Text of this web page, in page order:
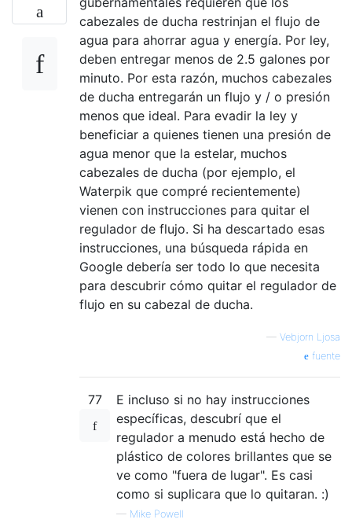
cabezales de ducha restrinjan el flujo de
agua para ahorrar agua y energía. Por ley,
deben entregar menos de 2.5 galones por
minuto. Por esta razón, muchos cabezales
de ducha entregarán un flujo y / o presión
menos que ideal. Para evadir la ley y
beneficiar a quienes tienen una presión de
agua menor que la estelar, muchos
cabezales de ducha (por ejemplo, el
Waterpik que compré recientemente)
vienen con instrucciones para quitar el
regulador de flujo. Si ha descartado esas
instrucciones, una búsqueda rápida en
Google debería ser todo lo que necesita
para descubrir cómo quitar el regulador de
flujo en su cabezal de ducha.
— Vebjorn Ljosa
fuente
77
E incluso si no hay instrucciones
específicas, descubrí que el
regulador a menudo está hecho de
plástico de colores brillantes que se
ve como "fuera de lugar". Es casi
como si suplicara que lo quitaran. :)
— Mike Powell